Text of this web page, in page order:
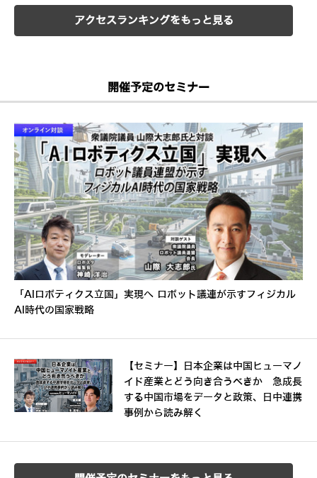
アクセスランキングをもっと見る
開催予定のセミナー
「AIロボティクス立国」実現へ ロボット議連が示すフィジカル
AI時代の国家戦略
【セミナー】日本企業は中国ヒューマノ
イド産業とどう向き合うべきか 急成長
する中国市場をデータと政策、日中連携
事例から読み解く